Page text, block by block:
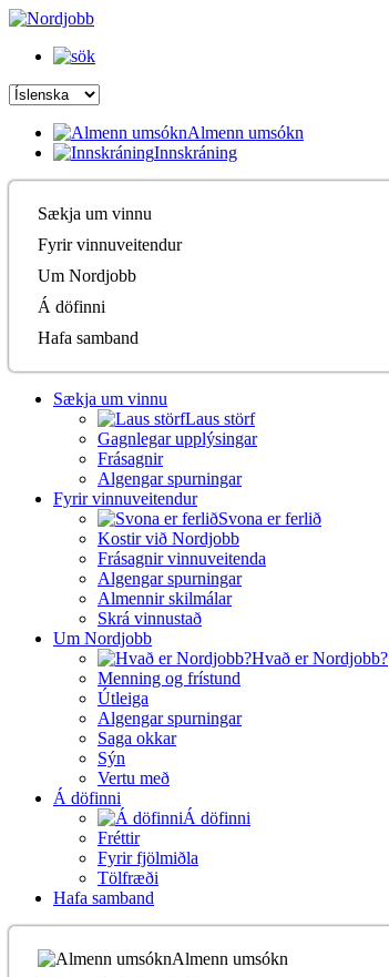
Almenn umsókn
Innskráning
Sækja um vinnu
Fyrir vinnuveitendur
Um Nordjobb
Á döfinni
Hafa samband
Sækja um vinnu
Laus störf
Gagnlegar upplýsingar
Frásagnir
Algengar spurningar
Fyrir vinnuveitendur
Svona er ferlið
Kostir við Nordjobb
Frásagnir vinnuveitenda
Algengar spurningar
Almennir skilmálar
Skrá vinnustað
Um Nordjobb
Hvað er Nordjobb?
Menning og frístund
Útleiga
Algengar spurningar
Saga okkar
Sýn
Vertu með
Á döfinni
Á döfinni
Fréttir
Fyrir fjölmiðla
Tölfræði
Hafa samband
Almenn umsókn